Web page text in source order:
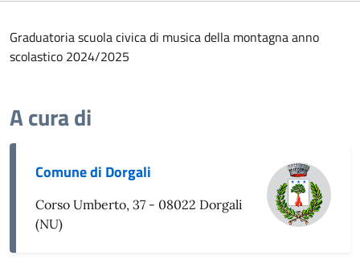
Graduatoria scuola civica di musica della montagna anno
scolastico 2024/2025
A cura di
Comune di Dorgali
Corso Umberto, 37 - 08022 Dorgali
(NU)